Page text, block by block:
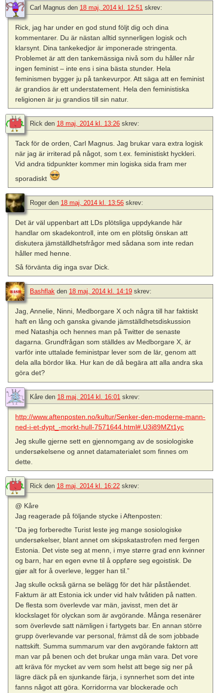
Carl Magnus den 18 maj, 2014 kl. 12:51 skrev:
Rick, jag har under en god stund följt dig och dina
kommentarer. Du är nästan alltid synnerligen logisk och
klarsynt. Dina tankekedjor är imponerade stringenta.
Problemet är att den tankemässiga nivå som du håller når
ingen feminist – inte ens i sina bästa stunder. Hela
feminismen bygger ju på tankevurpor. Att säga att en feminist
är grandios är ett understatement. Hela den feministiska
religionen är ju grandios till sin natur.
Rick den 18 maj, 2014 kl. 13:26 skrev:
Tack för de orden, Carl Magnus. Jag brukar vara extra logisk
när jag är irriterad på något, som t.ex. feministiskt hyckleri.
Vid andra tidpunkter kommer min logiska sida fram mer
sporadiskt
Roger den 18 maj, 2014 kl. 13:56 skrev:
Det är väl uppenbart att LDs plötsliga uppdykande här
handlar om skadekontroll, inte om en plötslig önskan att
diskutera jämställdhetsfrågor med sådana som inte redan
håller med henne.
Så förvänta dig inga svar Dick.
Bashflak den 18 maj, 2014 kl. 14:19 skrev:
Jag, Annelie, Ninni, Medborgare X och några till har faktiskt
haft en lång och ganska givande jämställdhetsdiskussion
med Natashja och hennes man på Twitter de senaste
dagarna. Grundfrågan som ställdes av Medborgare X, är
varför inte uttalade feministpar lever som de lär, genom att
dela alla bördor lika. Hur kan de då begära att alla andra ska
göra det?
Kåre den 18 maj, 2014 kl. 16:01 skrev:
http://www.aftenposten.no/kultur/Senker-den-moderne-mann-
ned-i-et-dypt_-morkt-hull-7571644.html#.U3i89MZt1yc
Jeg skulle gjerne sett en gjennomgang av de sosiologiske
undersøkelsene og annet datamaterialet som finnes om
dette.
Rick den 18 maj, 2014 kl. 16:22 skrev:
@ Kåre
Jag reagerade på följande stycke i Aftenposten:
”Da jeg forberedte Turist leste jeg mange sosiologiske
undersøkelser, blant annet om skipskatastrofen med fergen
Estonia. Det viste seg at menn, i mye større grad enn kvinner
og barn, har en egen evne til å oppføre seg egoistisk. De
gjør alt for å overleve, legger han til.”
Jag skulle också gärna se belägg för det här påståendet.
Faktum är att Estonia ick under vid halv tvåtiden på natten.
De flesta som överlevde var män, javisst, men det är
klockslaget för olyckan som är avgörande. Många resenärer
som överlevde satt nämligen i fartygets bar. En annan större
grupp överlevande var personal, främst då de som jobbade
nattskift. Summa summarum var den avgörande faktorn att
man var på benen och det brukar unga män vara. Det vore
att kräva för mycket av vem som helst att bege sig ner på
lägre däck på en sjunkande färja, i synnerhet som det inte
fanns något att göra. Korridorrna var blockerade och